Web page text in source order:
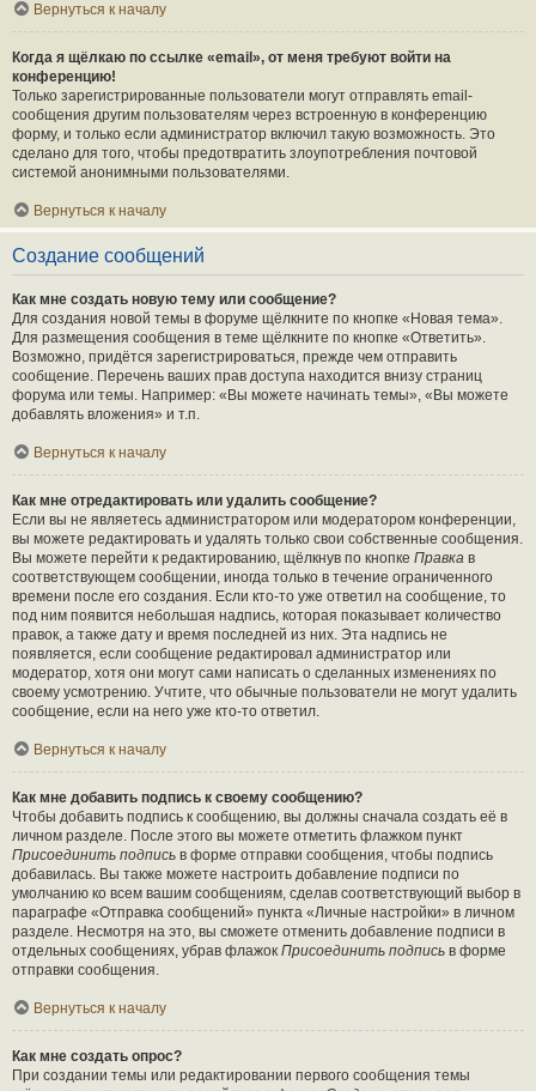
Вернуться к началу
Когда я щёлкаю по ссылке «email», от меня требуют войти на
конференцию!
Только зарегистрированные пользователи могут отправлять email-
сообщения другим пользователям через встроенную в конференцию
форму, и только если администратор включил такую возможность. Это
сделано для того, чтобы предотвратить злоупотребления почтовой
системой анонимными пользователями.
Вернуться к началу
Создание сообщений
Как мне создать новую тему или сообщение?
Для создания новой темы в форуме щёлкните по кнопке «Новая тема».
Для размещения сообщения в теме щёлкните по кнопке «Ответить».
Возможно, придётся зарегистрироваться, прежде чем отправить
сообщение. Перечень ваших прав доступа находится внизу страниц
форума или темы. Например: «Вы можете начинать темы», «Вы можете
добавлять вложения» и т.п.
Вернуться к началу
Как мне отредактировать или удалить сообщение?
Если вы не являетесь администратором или модератором конференции,
вы можете редактировать и удалять только свои собственные сообщения.
Вы можете перейти к редактированию, щёлкнув по кнопке Правка в
соответствующем сообщении, иногда только в течение ограниченного
времени после его создания. Если кто-то уже ответил на сообщение, то
под ним появится небольшая надпись, которая показывает количество
правок, а также дату и время последней из них. Эта надпись не
появляется, если сообщение редактировал администратор или
модератор, хотя они могут сами написать о сделанных изменениях по
своему усмотрению. Учтите, что обычные пользователи не могут удалить
сообщение, если на него уже кто-то ответил.
Вернуться к началу
Как мне добавить подпись к своему сообщению?
Чтобы добавить подпись к сообщению, вы должны сначала создать её в
личном разделе. После этого вы можете отметить флажком пункт
Присоединить подпись в форме отправки сообщения, чтобы подпись
добавилась. Вы также можете настроить добавление подписи по
умолчанию ко всем вашим сообщениям, сделав соответствующий выбор в
параграфе «Отправка сообщений» пункта «Личные настройки» в личном
разделе. Несмотря на это, вы сможете отменить добавление подписи в
отдельных сообщениях, убрав флажок Присоединить подпись в форме
отправки сообщения.
Вернуться к началу
Как мне создать опрос?
При создании темы или редактировании первого сообщения темы